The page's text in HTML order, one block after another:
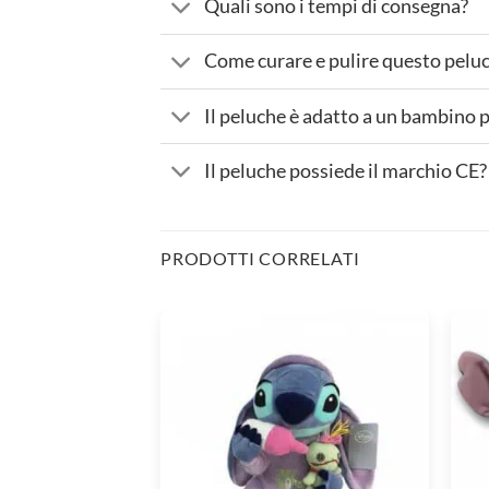
Quali sono i tempi di consegna?
Come curare e pulire questo
Il peluche è adatto a un bambino
Il peluche possiede il marchio CE?
PRODOTTI CORRELATI
Stitch
100